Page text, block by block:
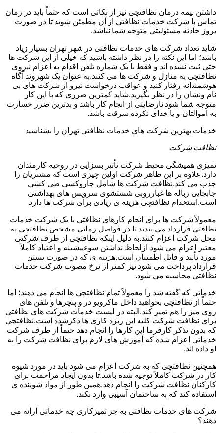
داشتن بیمه درمان نظافتچی نیز از نکاتی است که حتماً باید در زمان
تماس با شرکت خدمات نظافتی از آن مطمئن شوید تا در صورت
بروز حادثه مسئولیتی متوجه شما نباشد.
شاید تعداد شرکت های خدمات نظافتی در شهر تهران بسیار زیاد
باشد؛ اما این نکته را در نظر داشته باشید که خیلی از این شرکت ها
حتی ثبت نشده اند و فقط با یک شماره تلفن اقدام به اعزام نیروی
نظافتچی به منازل و شرکت ها می کنند.به عنوان یک شهروند آگاه
هوشمندانه رفتار کنید و عواقب درخواست نیرو از شرکت های بی
نام ونشان را در نظر بگیرید.شاید کمترین ضرری که با این کار
متوجه شما شود نارضایتی از انجام کار باشد و بدترین ضرر خسارت
به اموالتان و یا خدای نکرده سرقت باشد.
خدمات بهترین شرکت های خدمات نظافتی تهران را بشناسید
نظافت شرکت
تمیزی همیشگی محیط شرکت تأثیر بسزایی در روحیه کارمندان
دارد.علاوه بر این ظاهر شرکت اولین چیزی است که مشتریان را
جذب می کند.نظافت شرکت ها شامل جاروکشی طی کشی
جابجایی زباله ها غبارروبی شستشوی سرویس های بهداشتی
است.استخدام نظافتچی هزینه ی زیادی برای شرکت ها دارد.
معمولاً شرکت ها برای انجام کارهای نظافتی با یک شرکت خدمات
نظافتی قرارداد می بندند تا در فواصل زمانی مشخص نظافتچی به
محل شرکت اعزام کنند.به دلیل اینکه نظافتچی از طرف شرکتی
معتبر اعزام می شود ازلحاظ نداشتن سوءپیشینه و اعتیاد کاملاً
مورد تأیید و قابل اطمینان است.هزینه ی که در صورت بستن
قرارداد پرداخت می شود نیز کمتر از نرخ مصوب شرکت خدمات
نظافتی محاسبه می شود.
خدماتی که گفته شد را معمولاً تمام نظافتچی ها انجام می دهند؛ اما
حتماً از نظافتچی بخواهید داخل ماکرویو در و پنچرها و تلفن های
روی میز را هم تمیز کند.البته در لیست خدمات شرکت های نظافتی
برای نظافت شرکت کلیه این ریزه کاری ها ذکرشده است.نظافتچی
که بدون تذکر کارفرما این کارها را انجام دهد حتماً از طرف شرکت
خدماتی اعزام شده که آموزش های لازم برای نظافت شرکت را به
او داده اند.
همچنین نظافتچی که به شرکت اعزام می شود باید در مورد شیوه
کار در شرکت کاملاً توجیه شده باشد.تا بدون ایجاد مزاحمت برای
کارکنان نظافت شرکت را انجام دهد.همین طور از مواد شوینده ی
استفاده کند که به ساختمان آسیبی وارد نکند.
شرکت های خدمات نظافتی به جز تمیزکاری چه خدماتی ارائه می
دهند؟